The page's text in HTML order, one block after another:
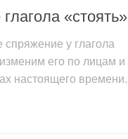
«стоять»
спряжение у глагола
его по лицам и
настоящего времени.